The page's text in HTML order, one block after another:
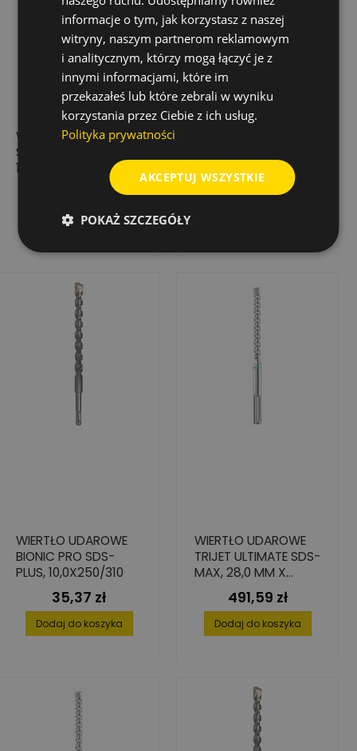
WIERTŁO UDAROWE
SHARX SDS-PLUS
11,0X215/150
Cena
podstawowa
67,83 zł
Dodaj do koszyka
PLUS 20,0X200/250
Cena
159,94 zł
WIERTŁO UDAROWE
BIONIC PRO SDS-
PLUS, 10,0X250/310
Cena
35,37 zł
Dodaj do koszyka
WIERTŁO UDAROWE
TRIJET ULTIMATE SDS-
MAX, 28,0 MM X
600/720 MM
Cena
491,59 zł
Dodaj do koszyka
informacje o tym, jak korzystasz z naszej
witryny, naszym partnerom reklamowym
i analitycznym, którzy mogą łączyć je z
innymi informacjami, które im
przekazałeś lub które zebrali w wyniku
korzystania przez Ciebie z ich usług.
Polityka prywatności
AKCEPTUJ WSZYSTKIE
POKAŻ SZCZEGÓŁY